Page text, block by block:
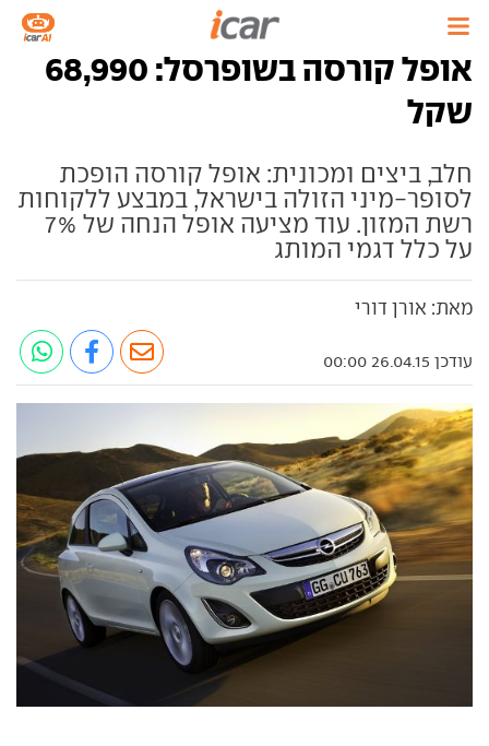
אופל קורסה בשופרסל: 68,990
שקל
חלב, ביצים ומכונית: אופל קורסה הופכת
לסופר-מיני הזולה בישראל, במבצע ללקוחות
רשת המזון. עוד מציעה אופל הנחה של 7%
על כלל דגמי המותג
מאת: אורן דורי
עודכן 26.04.15 00:00